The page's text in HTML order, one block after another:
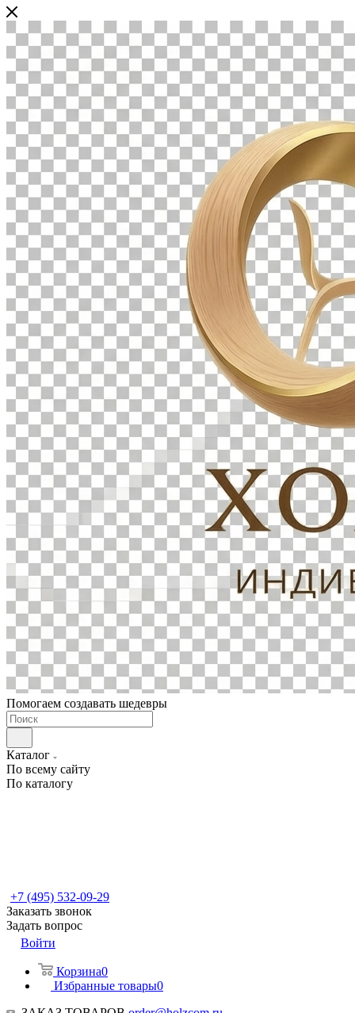
Помогаем создавать шедевры
Каталог
По всему сайту
По каталогу
+7 (495) 532-09-29
Заказать звонок
Задать вопрос
Войти
Корзина0
Избранные товары0